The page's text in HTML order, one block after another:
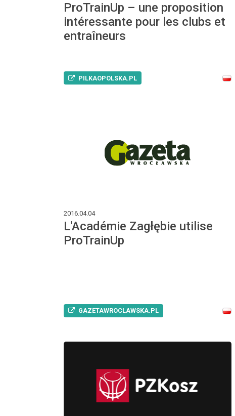
ProTrainUp – une proposition
intéressante pour les clubs et
entraîneurs
PILKAOPOLSKA.PL
2016.04.04
L'Académie Zagłębie utilise
ProTrainUp
GAZETAWROCLAWSKA.PL